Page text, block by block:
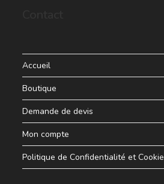
Accueil
Boutique
Demande de devis
Mon compte
Politique de Confidentialité et Cookie